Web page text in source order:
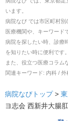
います。
病院なび では市区町村
医療機関や、キーワード
病院を探したい時、診療
を知りたい時に便利です。
また、役立つ医療コラム
関連キーワード: 内科 /
病院なびトップ >
ヨ志会 西新井大腸